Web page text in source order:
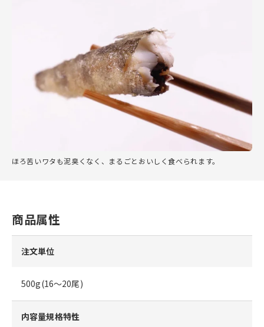
ほろ苦いワタも泥臭くなく、まるごとおいしく食べられます。
商品属性
注文単位
500g(16～20尾)
内容量規格特性